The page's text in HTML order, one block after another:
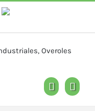
YouTube